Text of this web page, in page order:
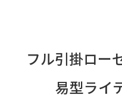
フル引掛ロ
易型ライ